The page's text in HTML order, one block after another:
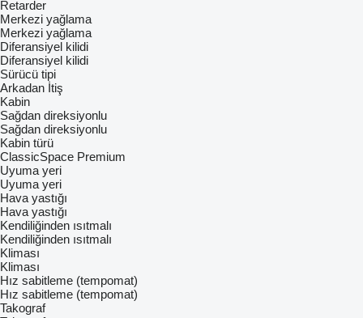
Retarder
Merkezi yağlama
Merkezi yağlama
Diferansiyel kilidi
Diferansiyel kilidi
Sürücü tipi
Arkadan İtiş
Kabin
Sağdan direksiyonlu
Sağdan direksiyonlu
Kabin türü
ClassicSpace Premium
Uyuma yeri
Uyuma yeri
Hava yastığı
Hava yastığı
Kendiliğinden ısıtmalı
Kendiliğinden ısıtmalı
Kliması
Kliması
Hız sabitleme (tempomat)
Hız sabitleme (tempomat)
Takograf